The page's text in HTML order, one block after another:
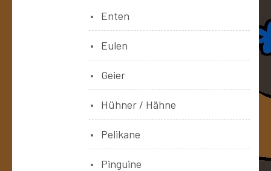
Enten
Eulen
Geier
Hühner / Hähne
Pelikane
Pinguine